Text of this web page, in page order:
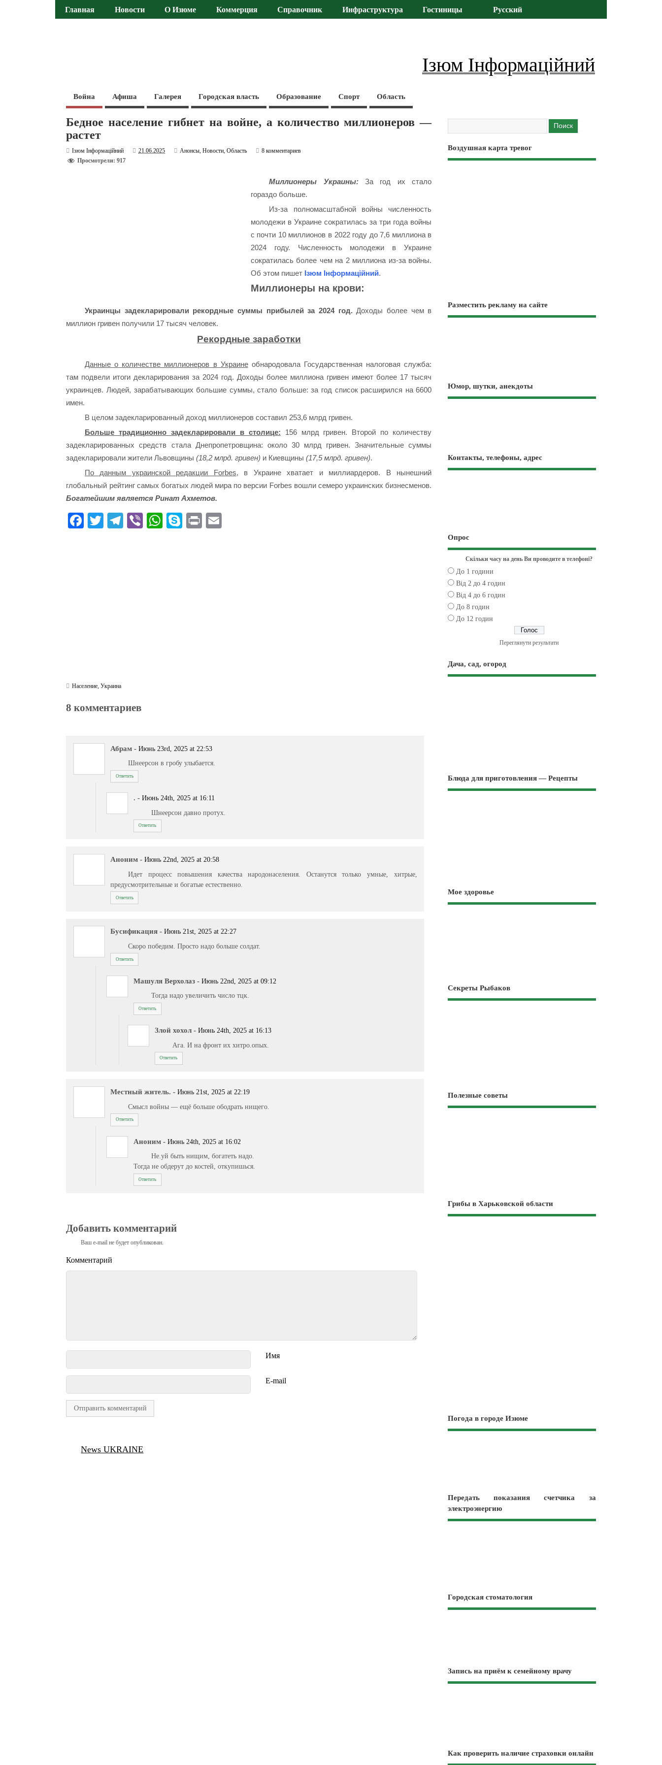
Главная Новости О Изюме Коммерция Справочник Инфраструктура Гостиницы Русский
Ізюм Інформаційний
Война Афиша Галерея Городская власть Образование Спорт Область
Бедное население гибнет на войне, а количество миллионеров —
растет
Ізюм Інформаційний 21.06.2025 Анонсы,Новости,Область
8 комментариев
Просмотрели: 917
Миллионеры Украины: За год их стало
гораздо больше.
Из-за полномасштабной войны численность
молодежи в Украине сократилась за три года войны
с почти 10 миллионов в 2022 году до 7,6 миллиона в
2024 году. Численность молодежи в Украине
сократилась более чем на 2 миллиона из-за войны.
Об этом пишет Ізюм Інформаційний.
Миллионеры на крови:
Украинцы задекларировали рекордные суммы прибылей за 2024 год.Доходы более чем в
миллион гривен получили 17 тысяч человек.
Рекордные заработки
Данные о количестве миллионеров в Украинеобнародовала Государственная налоговая служба:
там подвели итоги декларирования за 2024 год. Доходы более миллиона гривен имеют более 17 тысяч
украинцев. Людей, зарабатывающих большие суммы, стало больше: за год список расширился на 6600
имен.
В целом задекларированный доход миллионеров составил 253,6 млрд гривен.
Больше традиционно задекларировали в столице: 156 млрд гривен. Второй по количеству
задекларированных средств стала Днепропетровщина: около 30 млрд гривен. Значительные суммы
задекларировали жители Львовщины(18,2 млрд. гривен) и Киевщины(17,5 млрд. гривен).
По данным украинской редакции Forbes, в Украине хватает и миллиардеров. В нынешний
глобальный рейтинг самых богатых людей мира по версии Forbes вошли семеро украинских бизнесменов.
Богатейшим является Ринат Ахметов.
Fa T
Te Vi
W
S
Pr
Население ,Украина
8 комментариев
Абрам - Июнь 23rd, 2025 at 22:53
Шнеерсон в гробу улыбается.
Ответить
. - Июнь 24th, 2025 at 16:11
Шнеерсон давно протух.
Ответить
Аноним - Июнь 22nd, 2025 at 20:58
Идет процесс повышения качества народонаселения. Останутся только умные, хитрые,
предусмотрительные и богатые естественно.
Ответить
Бусификация - Июнь 21st, 2025 at 22:27
Скоро победим. Просто надо больше солдат.
Ответить
Машуля Верхолаз - Июнь 22nd, 2025 at 09:12
Тогда надо увеличить число тцк.
Ответить
Злой хохол - Июнь 24th, 2025 at 16:13
Ага. И на фронт их хитро.опых.
Ответить
Местный житель. - Июнь 21st, 2025 at 22:19
Смысл войны — ещё больше ободрать нищего.
Ответить
Аноним - Июнь 24th, 2025 at 16:02
Не.уй быть нищим, богатеть надо.
Тогда не обдерут до костей, откупишься.
Ответить
Добавить комментарий
Ваш e-mail не будет опубликован.
Комментарий
Имя
E-mail
News UKRAINE
Воздушная карта тревог
Разместить рекламу на сайте
Юмор, шутки, анекдоты
Контакты, телефоны, адрес
Опрос
Скільки часу на день Ви проводите в телефоні?
До 1 години
Від 2 до 4 годин
Від 4 до 6 годин
До 8 годин
До 12 годин
Переглянути результати
Дача, сад, огород
Блюда для приготовления — Рецепты
Мое здоровье
Секреты Рыбаков
Полезные советы
Грибы в Харьковской области
Погода в городе Изюме
Передать показания счетчика за
электроэнергию
Городская стоматология
Запись на приём к семейному врачу
Как проверить наличие страховки онлайн